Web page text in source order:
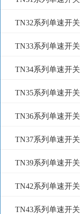
TN32系列单速开关
TN33系列单速开关
TN34系列单速开关
TN35系列单速开关
TN36系列单速开关
TN37系列单速开关
TN39系列单速开关
TN42系列单速开关
TN43系列单速开关